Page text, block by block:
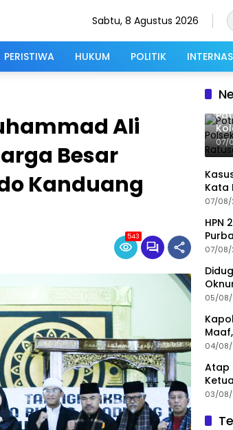
Sabtu, 8 Agustus 2026
PERISTIWA HUKUM POLITIK
Ali
Besar
Kanduang
543
07/
Kata
07/
HPN
07/
05/
04/
Atap
03/